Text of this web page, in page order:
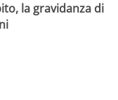
la gravidanza di